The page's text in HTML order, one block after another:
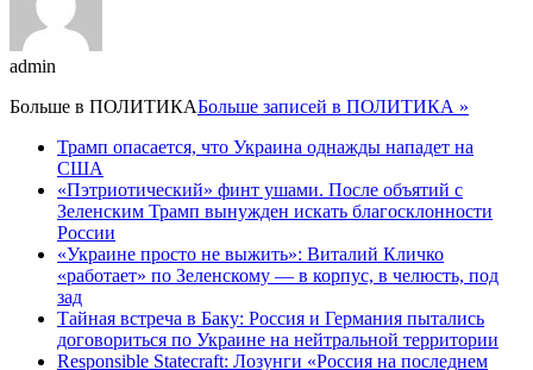
admin
Больше в ПОЛИТИКАБольше записей в ПОЛИТИКА »
Трамп опасается, что Украина однажды нападет на
США
«Пэтриотический» финт ушами. После объятий с
Зеленским Трамп вынужден искать благосклонности
России
«Украине просто не выжить»: Виталий Кличко
«работает» по Зеленскому — в корпус, в челюсть, под
зад
Тайная встреча в Баку: Россия и Германия пытались
договориться по Украине на нейтральной территории
Responsible Statecraft: Лозунги «Россия на последнем